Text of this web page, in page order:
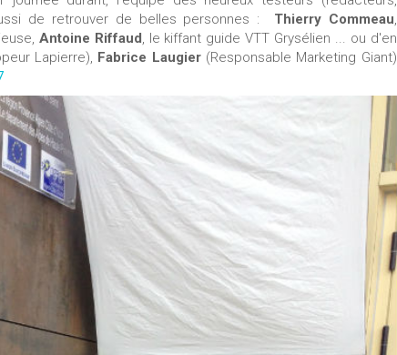
de retrouver de belles personnes : Thierry Commeau,
Antoine Riffaud, le kiffant guide VTT Grysélien ... ou d'en
Lapierre), Fabrice Laugier(Responsable Marketing Giant)